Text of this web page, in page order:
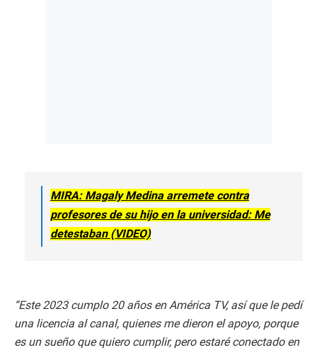
MIRA: Magaly Medina arremete contra
profesores de su hijo en la universidad: Me
detestaban (VIDEO)
“Este 2023 cumplo 20 años en América TV, así que le pedí
una licencia al canal, quienes me dieron el apoyo, porque
es un sueño que quiero cumplir, pero estaré conectado en